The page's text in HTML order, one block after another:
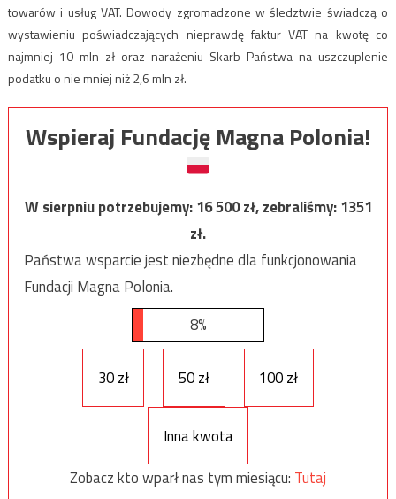
towarów i usług VAT. Dowody zgromadzone w śledztwie świadczą o
wystawieniu poświadczających nieprawdę faktur VAT na kwotę co
najmniej 10 mln zł oraz narażeniu Skarb Państwa na uszczuplenie
podatku o nie mniej niż 2,6 mln zł.
Wspieraj Fundację Magna Polonia!
W sierpniu potrzebujemy:16 500zł, zebraliśmy:1351
zł.
Państwa wsparcie jest niezbędne dla funkcjonowania
Fundacji Magna Polonia.
8%
30 zł 50 zł 100 zł
Inna kwota
Zobacz kto wparł nas tym miesiącu: Tutaj